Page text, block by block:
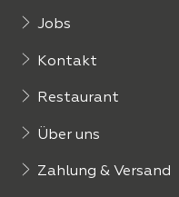
Jobs
Kontakt
Restaurant
Über uns
Zahlung & Versand